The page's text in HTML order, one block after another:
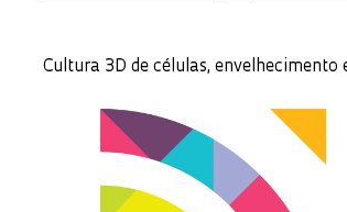
Cultura 3D de células, envelhecimento